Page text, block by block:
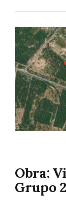
Obra:
Grupo 2